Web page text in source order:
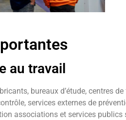
au travail
bureaux d’étude, centres
services externes de
associations et services publics